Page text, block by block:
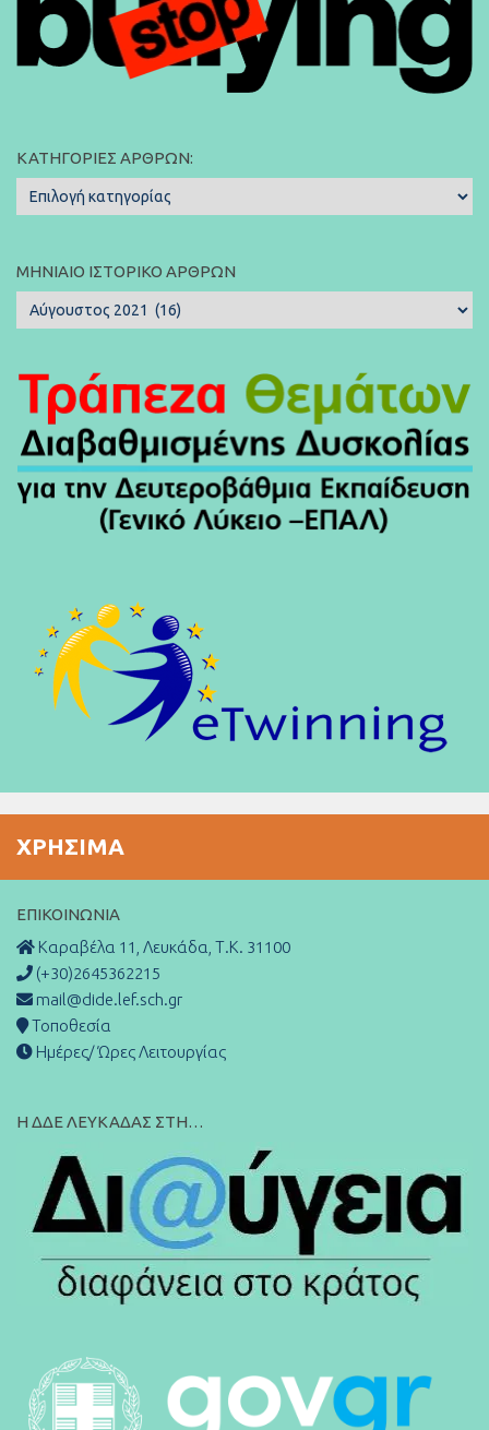
ΚΑΤΗΓΟΡΊΕΣ ΆΡΘΡΩΝ:
Κατηγορίες
Άρθρων:
ΜΗΝΙΑΊΟ ΙΣΤΟΡΙΚΌ ΆΡΘΡΩΝ
Μηνιαίο
Ιστορικό
ΧΡΉΣΙΜΑ
ΕΠΙΚΟΙΝΩΝΊΑ
Καραβέλα 11, Λευκάδα, Τ.Κ. 31100
(+30)2645362215
mail@dide.lef.sch.gr
Τοποθεσία
Ημέρες/ Ώρες Λειτουργίας
Η ΔΔΕ ΛΕΥΚΑΔΑΣ ΣΤΗ…